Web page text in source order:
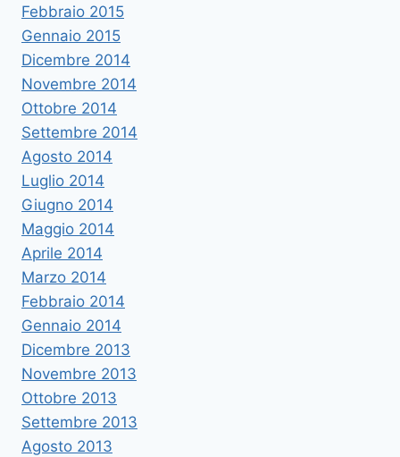
Febbraio 2015
Gennaio 2015
Dicembre 2014
Novembre 2014
Ottobre 2014
Settembre 2014
Agosto 2014
Luglio 2014
Giugno 2014
Maggio 2014
Aprile 2014
Marzo 2014
Febbraio 2014
Gennaio 2014
Dicembre 2013
Novembre 2013
Ottobre 2013
Settembre 2013
Agosto 2013